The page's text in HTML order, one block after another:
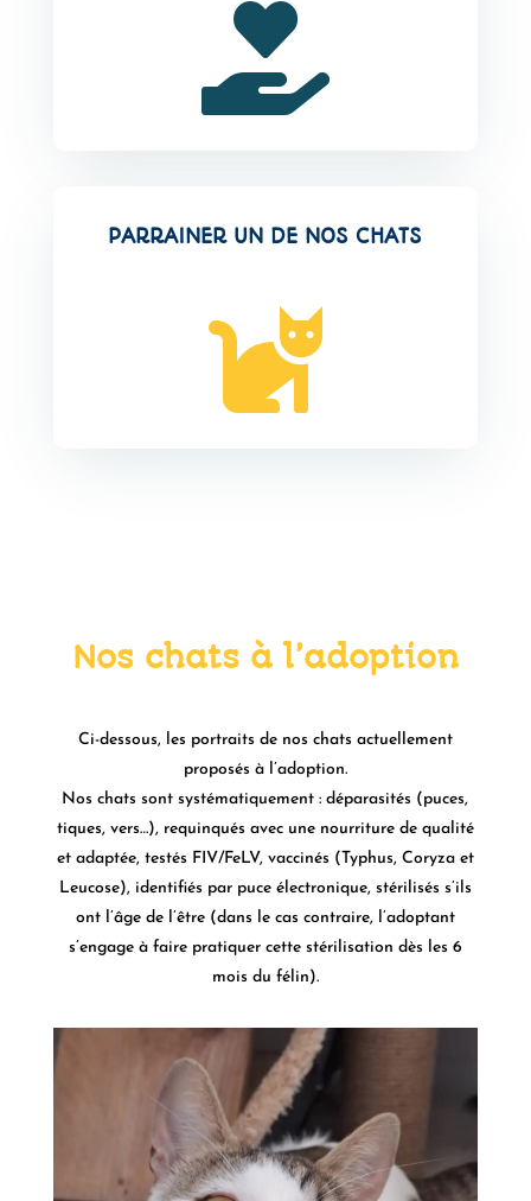

PARRAINER UN DE NOS CHATS

Nos chats à l’adoption
Ci-dessous, les portraits de nos chats actuellement
proposés à l’adoption.
Nos chats sont systématiquement : déparasités (puces,
tiques, vers…), requinqués avec une nourriture de qualité
et adaptée, testés FIV/FeLV, vaccinés (Typhus, Coryza et
Leucose), identifiés par puce électronique, stérilisés s’ils
ont l’âge de l’être (dans le cas contraire, l’adoptant
s’engage à faire pratiquer cette stérilisation dès les 6
mois du félin).